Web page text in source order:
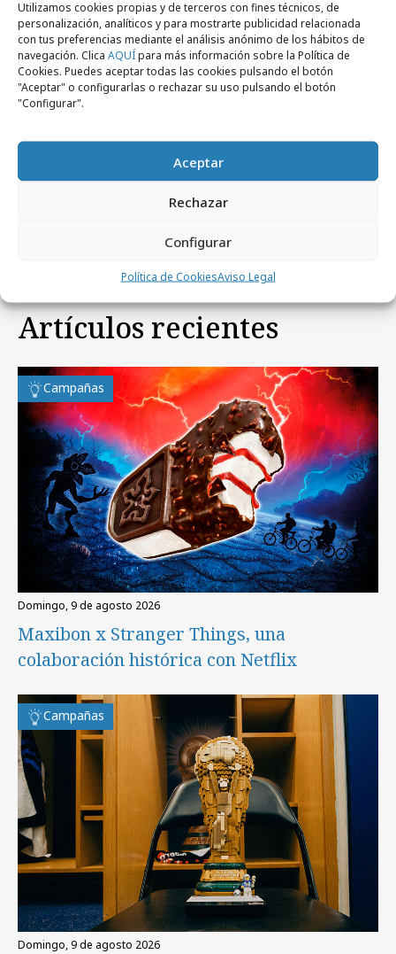
Utilizamos cookies propias y de terceros con fines técnicos, de
personalización, analíticos y para mostrarte publicidad relacionada
con tus preferencias mediante el análisis anónimo de los hábitos de
navegación. Clica AQUÍpara más información sobre la Política de
Cookies. Puedes aceptar todas las cookies pulsando el botón
"Aceptar" o configurarlas o rechazar su uso pulsando el botón
"Configurar".
Aceptar
Rechazar
Configurar
Política de CookiesAviso Legal
Comparte
Noticias Relacionadas
No se han encontrado noticias relacionadas.
Artículos recientes
Campañas
domingo, 9 de agosto 2026
Maxibon x Stranger Things, una
colaboración histórica con Netflix
Campañas
domingo, 9 de agosto 2026